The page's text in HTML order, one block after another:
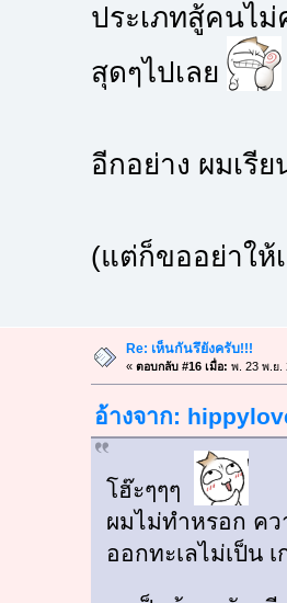
ประเภทสู้คนไม่
สุดๆไปเลย
อีกอย่าง ผมเรี
(แต่ก็ขออย่าใ
Re: เห็นกันรึยังครับ!!!
« ตอบกลับ #16 เมื่อ: พ. 23 พ.ย.
อ้างจาก:
โฮ๊ะๆๆๆ
ผมไม่ทำหรอก คว
ออกทะเลไม่เป็น